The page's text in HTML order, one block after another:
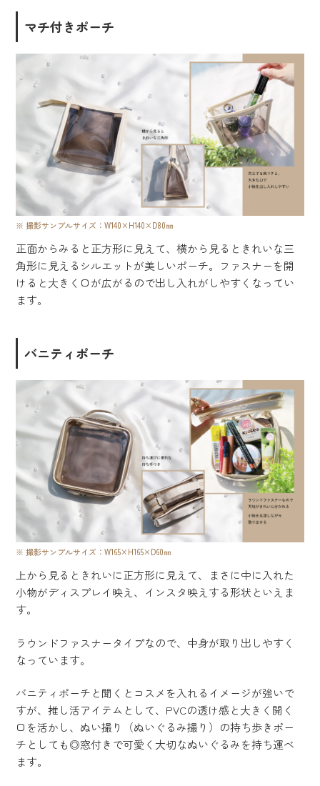
マチ付きポーチ
撮影サンプルサイズ：W140×H140×D80㎜
正面からみると正方形に見えて、横から見るときれいな三
角形に見えるシルエットが美しいポーチ。ファスナーを開
けると大きく口が広がるので出し入れがしやすくなってい
ます。
バニティポーチ
撮影サンプルサイズ：W165×H165×D60㎜
上から見るときれいに正方形に見えて、まさに中に入れた
小物がディスプレイ映え、インスタ映えする形状といえま
す。
ラウンドファスナータイプなので、中身が取り出しやすく
なっています。
バニティポーチと聞くとコスメを入れるイメージが強いで
すが、推し活アイテムとして、PVCの透け感と大きく開く
口を活かし、ぬい撮り（ぬいぐるみ撮り）の持ち歩きポー
チとしても◎窓付きで可愛く大切なぬいぐるみを持ち運べ
ます。